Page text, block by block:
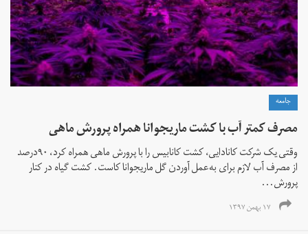
جامعه
مصرف کمتر آب با کشت ماریجوانا همراه پرورش ماهی
وقتی یک شرکت کانادایی، کشت کانابیس را با پرورش ماهی همراه کرد، ۹۰درصد
از مصرف آب لازم برای به‌عمل آوردن گل ماریجوانا کاست. کشت گیاه در کنار
پرورش...
۱۷ بهمن ۱۳۹۷